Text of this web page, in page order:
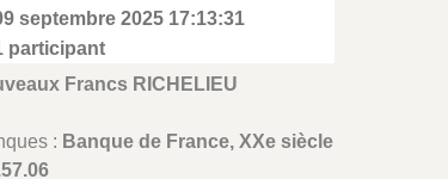
septembre 2025 17:13:31
participant
Francs RICHELIEU
: Banque de France, XXe siècle